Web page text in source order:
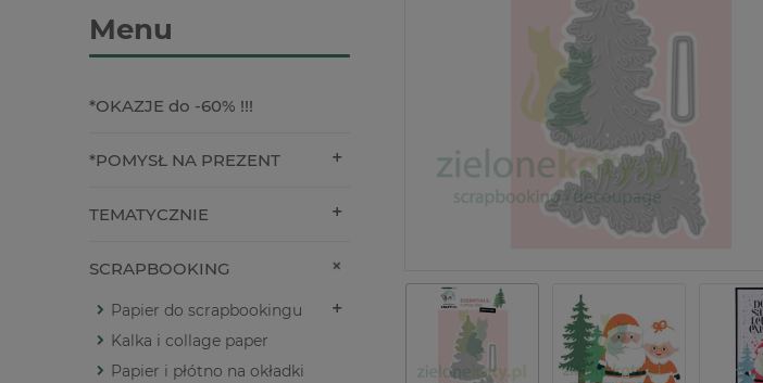
Menu
*OKAZJE do -60% !!!
*POMYSŁ NA PREZENT
TEMATYCZNIE
SCRAPBOOKING
Papier do scrapbookingu
Kalka i collage paper
Papier i płótno na okładki